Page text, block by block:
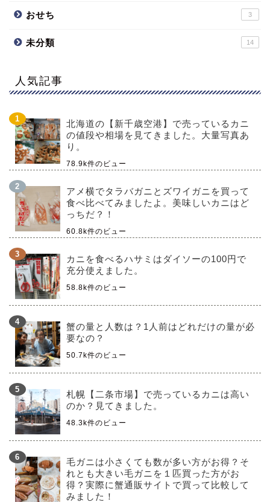
おせち 3
未分類 14
人気記事
北海道の【新千歳空港】で売っているカニ
の値段や相場を見てきました。大量写真あ
り。
78.9k件のビュー
アメ横でタラバガニとズワイガニを買って
食べ比べてみましたよ。美味しいカニはど
っちだ？！
60.8k件のビュー
カニを食べるハサミはダイソーの100円で
充分使えました。
58.8k件のビュー
蟹の量と人数は？1人前はどれだけの量が必
要なの？
50.7k件のビュー
札幌【二条市場】で売っているカニは高い
のか？見てきました。
48.3k件のビュー
毛ガニは小さくても数が多い方がお得？そ
れとも大きい毛ガニを１匹買った方がお
得？実際に蟹通販サイトで買って比較して
みました！